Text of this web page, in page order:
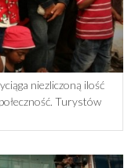
niezliczoną ilość
Turystów